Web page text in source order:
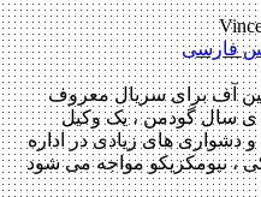
فارسی
آف برای سریال معروف
ی سال گودمن ، یک وکیل
دشواری های زیادی در اداره
، نیومکزیکو مواجه می شود